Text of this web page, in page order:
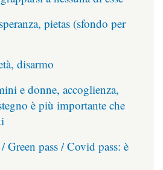
pietas (sfondo per
disarmo
e donne, accoglienza,
è più importante che
Green pass / Covid pass: è